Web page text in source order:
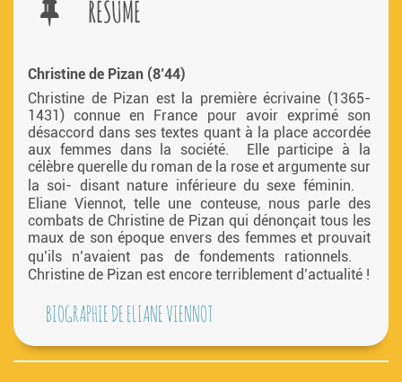
RÉSUMÉ
Christine de Pizan (8’44)
Christine de Pizan est la première écrivaine (1365-
1431) connue en France pour avoir exprimé son
désaccord dans ses textes quant à la place accordée
aux femmes dans la société. Elle participe à la
célèbre querelle du roman de la rose et argumente sur
la soi- disant nature inférieure du sexe féminin.
Eliane Viennot, telle une conteuse, nous parle des
combats de Christine de Pizan qui dénonçait tous les
maux de son époque envers des femmes et prouvait
qu’ils n’avaient pas de fondements rationnels.
Christine de Pizan est encore terriblement d’actualité !
BIOGRAPHIE DE ELIANE VIENNOT
URL